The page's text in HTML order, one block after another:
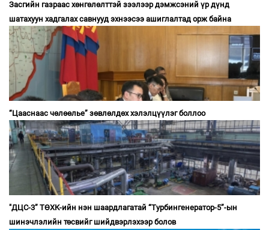
Засгийн газраас хөнгөлөлттэй зээлээр дэмжсэний үр дүнд
шатахуун хадгалах савнууд эхнээсээ ашиглалтад орж байна
“Цааснаас чөлөөлье” зөвлөлдөх хэлэлцүүлэг боллоо
"ДЦС-3” ТӨХК-ийн нэн шаардлагатай “Турбингенератор-5”-ын
шинэчлэлийн төсвийг шийдвэрлэхээр болов